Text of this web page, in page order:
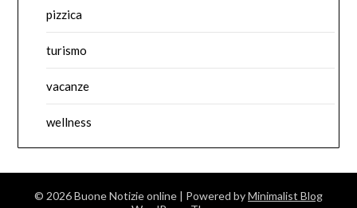
pizzica
turismo
vacanze
wellness
© 2026 Buone Notizie online | Powered byMinimalist Blog